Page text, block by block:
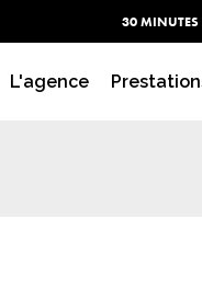
30 MINUTES
L'agence